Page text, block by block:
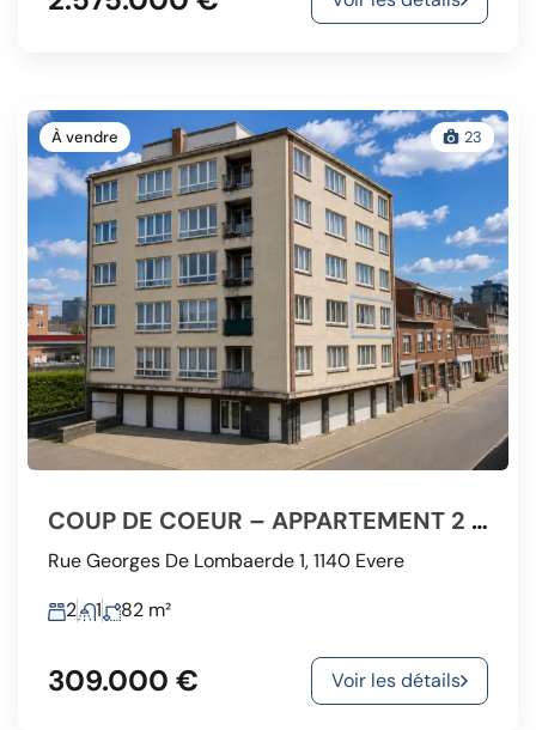
À vendre 23
COUP DE COEUR – APPARTEMENT 2 CHAMBRES ENTIÈREMENT RÉNOVÉ
Rue Georges De Lombaerde 1, 1140 Evere
2
1 82 m²
309.000 € Voir les détails